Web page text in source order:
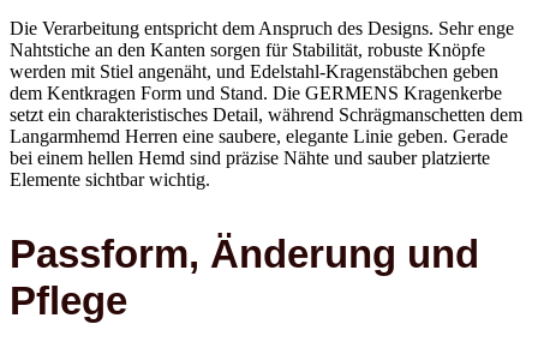
Die Verarbeitung entspricht dem Anspruch des Designs. Sehr enge
Nahtstiche an den Kanten sorgen für Stabilität, robuste Knöpfe
werden mit Stiel angenäht, und Edelstahl-Kragenstäbchen geben
dem Kentkragen Form und Stand. Die GERMENS Kragenkerbe
setzt ein charakteristisches Detail, während Schrägmanschetten dem
Langarmhemd Herren eine saubere, elegante Linie geben. Gerade
bei einem hellen Hemd sind präzise Nähte und sauber platzierte
Elemente sichtbar wichtig.
Passform, Änderung und
Pflege